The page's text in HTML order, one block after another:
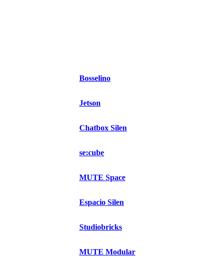
Bosselino
Jetson
Chatbox Silen
se:cube
MUTE Space
Espacio Silen
Studiobricks
MUTE Modular